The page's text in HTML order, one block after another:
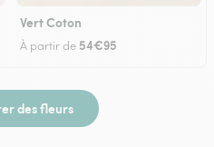
Vert Coton
À partir de 54€95
des fleurs